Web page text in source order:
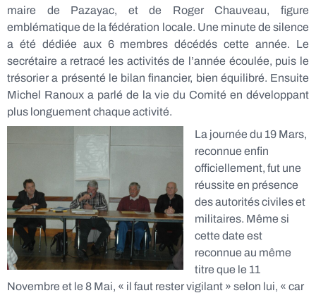
maire de Pazayac, et de Roger Chauveau, figure
emblématique de la fédération locale. Une minute de silence
a été dédiée aux 6 membres décédés cette année. Le
secrétaire a retracé les activités de l’année écoulée, puis le
trésorier a présenté le bilan financier, bien équilibré. Ensuite
Michel Ranoux a parlé de la vie du Comité en développant
plus longuement chaque activité.
La journée du 19 Mars,
reconnue enfin
officiellement, fut une
réussite en présence
des autorités civiles et
militaires. Même si
cette date est
reconnue au même
titre que le 11
Novembre et le 8 Mai, « il faut rester vigilant » selon lui, « car